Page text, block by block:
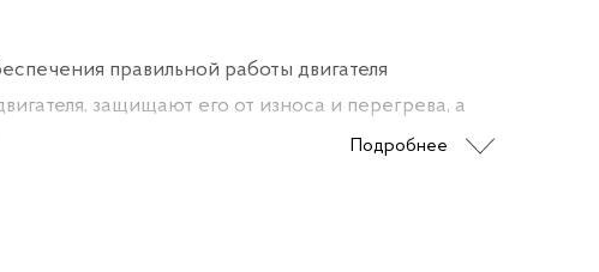
Подробнее
правильной работы двигателя
защищают его от износа и перегрева, а